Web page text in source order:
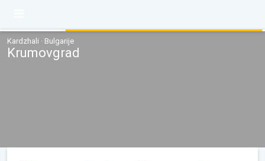
Kardzhali · Bulgarije
Krumovgrad